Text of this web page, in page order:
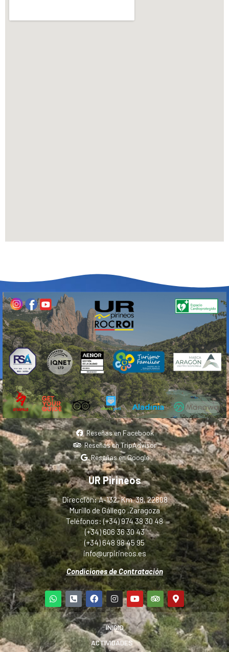
Reseñas en Facebook
Reseñas en TripAdvisor
Reseñas en Google
UR Pirineos
Dirección: A-132, Km. 38, 22808
Murillo de Gállego ,Zaragoza
Teléfonos: (+34) 974 38 30 48
(+34) 606 36 30 43
(+34) 648 98 45 95
info@urpirineos.es
Condiciones de Contratación
INICIO
ACTIVIDADES